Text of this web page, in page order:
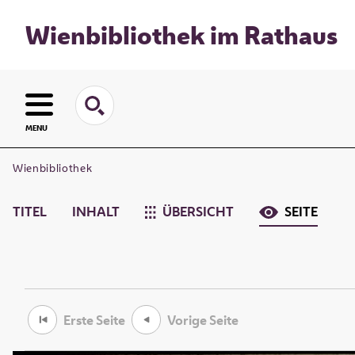
Wienbibliothek im Rathaus
MENU
Wienbibliothek
TITEL INHALT ÜBERSICHT SEITE
Erste Seite Vorige Seite